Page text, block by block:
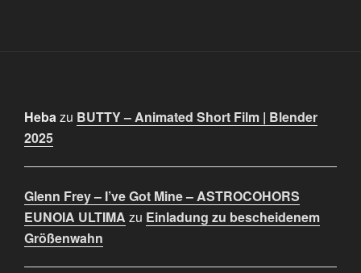
Hebazu BUTTY – Animated Short Film | Blender
2025
Glenn Frey – I’ve Got Mine – ASTROCOHORS
EUNOIA ULTIMA zu Einladung zu bescheidenem
Größenwahn